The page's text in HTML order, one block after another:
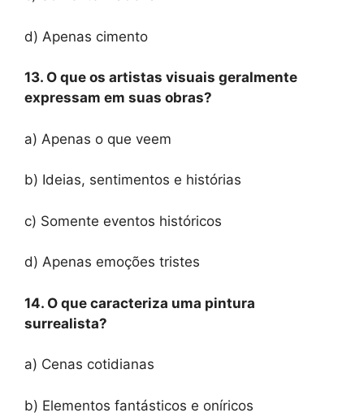
d) Apenas cimento
13. O que os artistas visuais geralmente
expressam em suas obras?
a) Apenas o que veem
b) Ideias, sentimentos e histórias
c) Somente eventos históricos
d) Apenas emoções tristes
14. O que caracteriza uma pintura
surrealista?
a) Cenas cotidianas
b) Elementos fantásticos e oníricos